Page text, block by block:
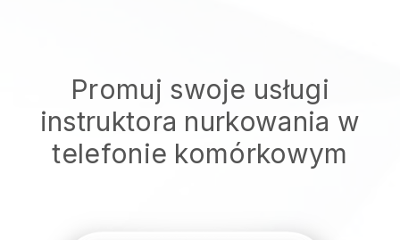
Promuj swoje usługi
instruktora nurkowania w
telefonie komórkowym